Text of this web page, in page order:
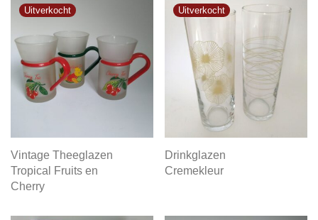
Vintage Theeglazen
Tropical Fruits en
Cherry
Drinkglazen
Cremekleur